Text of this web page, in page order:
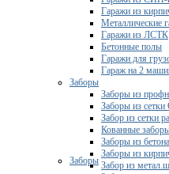
Заборы
Гаражи из
Металлические
Гаражи из ЛСТК
Бетонные полы
Гаражи для
Гараж на 2
Заборы
Заборы из
Заборы из сетки
Забор из сетки
Кованные
Заборы из бетона
Заборы из
Забор из